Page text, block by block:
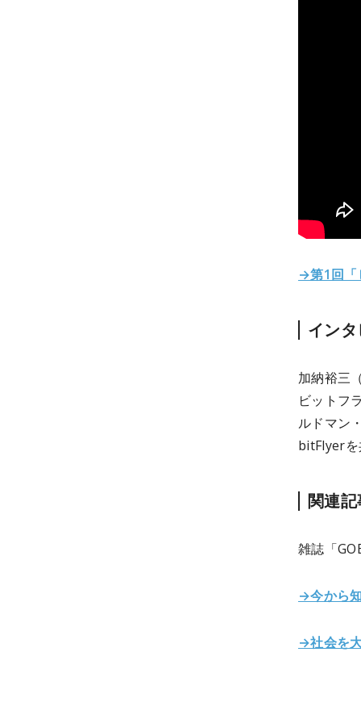
→第1回「
イン
加納裕三
ビットフ
ルドマン
bitFlyerを
関連
雑誌「
→今から
→社会を